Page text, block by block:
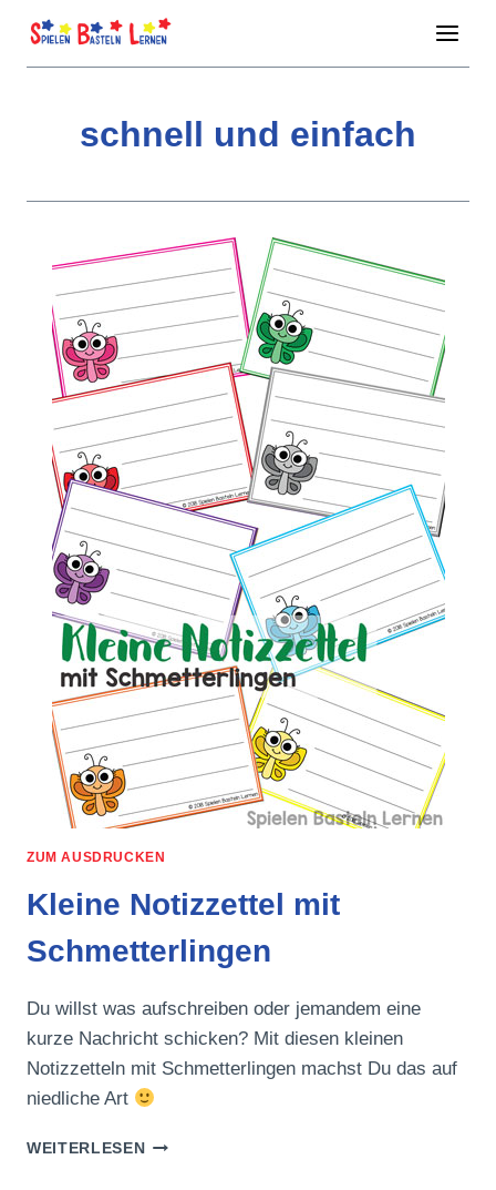
Inhalt
springen
schnell und einfach
ZUM AUSDRUCKEN
Kleine Notizzettel mit
Schmetterlingen
Du willst was aufschreiben oder jemandem eine
kurze Nachricht schicken? Mit diesen kleinen
Notizzetteln mit Schmetterlingen machst Du das auf
niedliche Art
WEITERLESENKLEINE